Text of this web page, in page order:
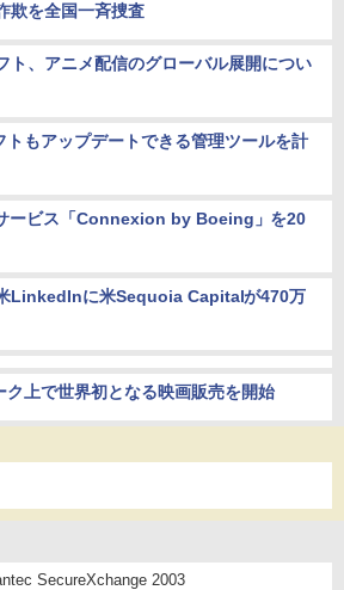
欺を全国一斉捜査
ト、アニメ配信のグローバル展開につい
もアップデートできる管理ツールを計
ービス「Connexion by Boeing」を20
LinkedInに米Sequoia Capitalが470万
上で世界初となる映画販売を開始
SecureXchange 2003